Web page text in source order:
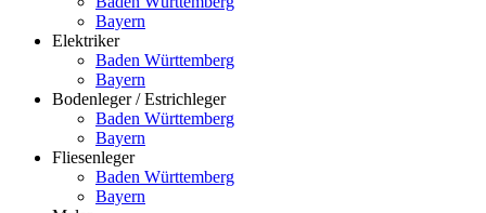
Bayern
Elektriker
Baden Württemberg
Bayern
Bodenleger / Estrichleger
Baden Württemberg
Bayern
Fliesenleger
Baden Württemberg
Bayern